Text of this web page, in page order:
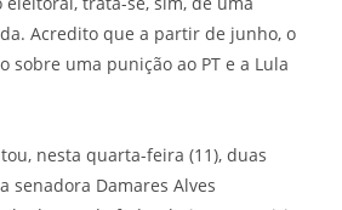
Acredito que a partir de junho, o
sobre uma punição ao PT e a Lula
nesta quarta-feira (11), duas
senadora Damares Alves